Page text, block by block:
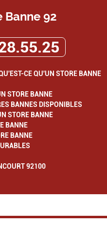
Banne 92
CE QU'UN STORE BANNE
STORE BANNE
BANNES DISPONIBLES
STORE BANNE
BANNE
BANNE
92100